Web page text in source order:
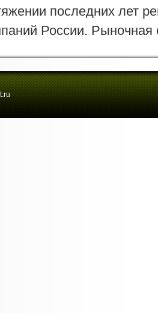
последних лет
России. Рыночная